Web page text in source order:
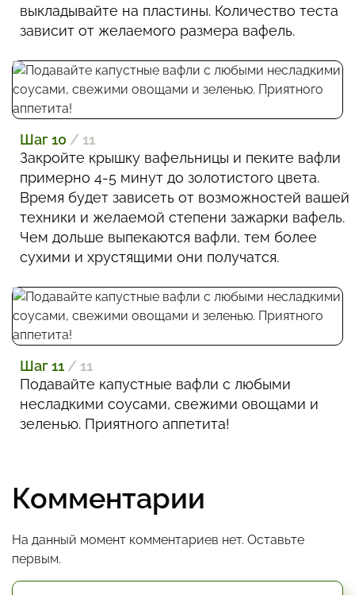
выкладывайте на пластины. Количество теста
зависит от желаемого размера вафель.
Шаг 10 / 11
Закройте крышку вафельницы и пеките вафли
примерно 4-5 минут до золотистого цвета.
Время будет зависеть от возможностей вашей
техники и желаемой степени зажарки вафель.
Чем дольше выпекаются вафли, тем более
сухими и хрустящими они получатся.
Шаг 11 / 11
Подавайте капустные вафли с любыми
несладкими соусами, свежими овощами и
зеленью. Приятного аппетита!
Комментарии
На данный момент комментариев нет. Оставьте
первым.